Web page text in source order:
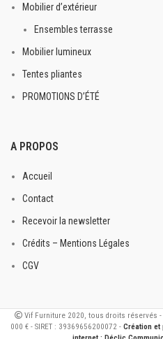
Mobilier d’extérieur
Ensembles terrasse
Mobilier lumineux
Tentes pliantes
PROMOTIONS D’ÉTÉ
A PROPOS
Accueil
Contact
Recevoir la newsletter
Crédits – Mentions Légales
CGV
Vif Furniture 2020, tous droits réservés -
000 € - SIRET : 39369656200072 -Création et